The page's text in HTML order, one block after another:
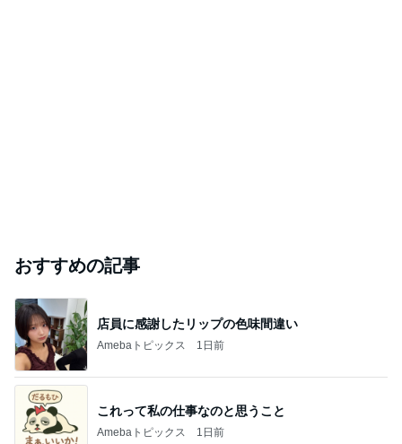
おすすめの記事
店員に感謝したリップの色味間違い
Amebaトピックス 1日前
これって私の仕事なのと思うこと
Amebaトピックス 1日前